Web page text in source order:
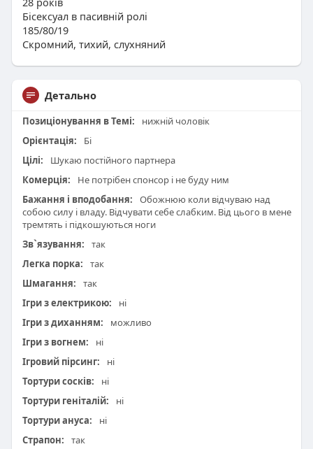
Бісексуал в пасивній ролі
185/80/19
Скромний, тихий, слухняний
Детально
Позиціонування в Темі:
нижній чоловік
Орієнтація:
Бі
Цілі:
Шукаю постійного партнера
Комерція:
Не потрібен спонсор і не буду ним
Бажання і вподобання:
Обожнюю коли відчуваю над
собою силу і владу. Відчувати себе слабким. Від цього в мене
тремтять і підкошуються ноги
Зв`язування:
так
Легка порка:
так
Шмагання:
так
Ігри з електрикою:
ні
Ігри з диханням:
можливо
Ігри з вогнем:
ні
Ігровий пірсинг:
ні
Тортури сосків:
ні
Тортури геніталій:
ні
Тортури ануса:
ні
Страпон:
так